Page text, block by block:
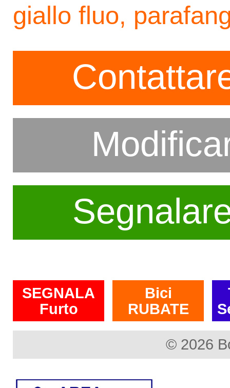
giallo fluo,
SEGNALA
Furto
Bici
RUBATE
© 2026